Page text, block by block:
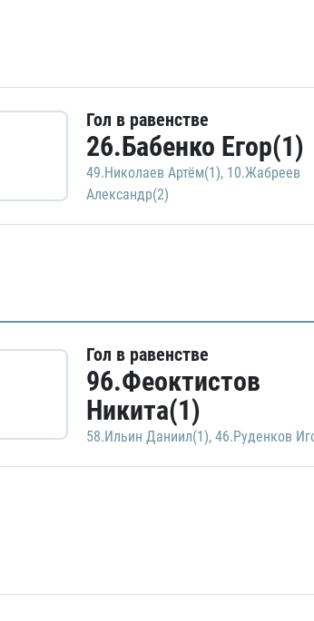
Гол в равенстве
26.Бабенко Егор(1)
49.Николаев Артём(1), 10.Жабреев
Александр(2)
Гол в равенстве
96.Феоктистов
Никита(1)
58.Ильин Даниил(1), 46.Руденков